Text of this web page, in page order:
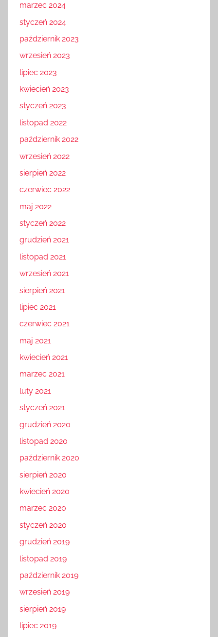
marzec 2024
styczeń 2024
październik 2023
wrzesień 2023
lipiec 2023
kwiecień 2023
styczeń 2023
listopad 2022
październik 2022
wrzesień 2022
sierpień 2022
czerwiec 2022
maj 2022
styczeń 2022
grudzień 2021
listopad 2021
wrzesień 2021
sierpień 2021
lipiec 2021
czerwiec 2021
maj 2021
kwiecień 2021
marzec 2021
luty 2021
styczeń 2021
grudzień 2020
listopad 2020
październik 2020
sierpień 2020
kwiecień 2020
marzec 2020
styczeń 2020
grudzień 2019
listopad 2019
październik 2019
wrzesień 2019
sierpień 2019
lipiec 2019